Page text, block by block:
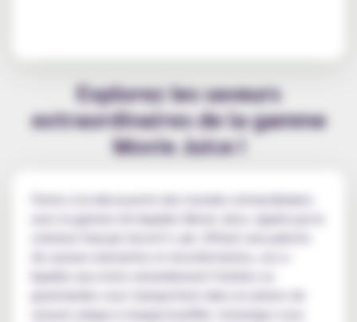
Explorez les saveurs
extraordinaires de la gamme
Movie Juice !
Partez à la découverte des mondes extraordinaires
avec la gamme d'e-liquides Movie Juice, signée par le
liquides aux notes naturellement fruitées ou
gourmandes vous transportent dans un univers de
saveurs unique à chaque bouffée. Immergez-vous